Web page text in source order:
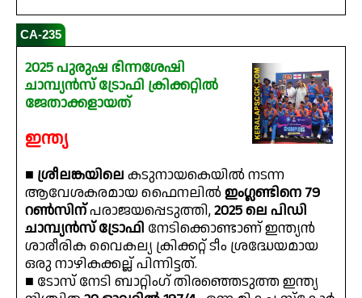
CA-235
2025 പുരുഷ ഭിന്നശേഷി
ചാമ്പ്യൻസ് ട്രോഫി ക്രിക്കറ്റിൽ
ജേതാക്കളായത്
ഇന്ത്യ
■ ശ്രീലങ്കയിലെ കടുനായകെയിൽ നടന്ന
ആവേശകരമായ ഫൈനലിൽ ഇംഗ്ലണ്ടിനെ 79
റൺസിന്പരാജയപ്പെടുത്തി,2025 ലെ പിഡി
ചാമ്പ്യൻസ് ട്രോഫി നേടിക്കൊണ്ടാണ് ഇന്ത്യൻ
ശാരീരിക വൈകല്യ ക്രിക്കറ്റ് ടീം ശ്രദ്ധേയമായ
ഒരു നാഴികക്കല്ല് പിന്നിട്ടത്.
■ ടോസ് നേടി ബാറ്റിംഗ് തിരഞ്ഞെടുത്ത ഇന്ത്യ